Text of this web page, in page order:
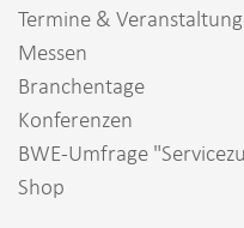
Termine &
Messen
Branchentage
Konferenzen
BWE-Umfrage
Shop